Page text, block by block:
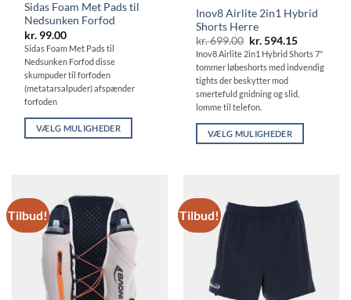
Sidas Foam Met Pads til
Nedsunken Forfod
kr. 99.00
Sidas Foam Met Pads til
Nedsunken Forfod disse
skumpuder til forfoden
(metatarsalpuder) afspænder
forfoden
VÆLG MULIGHEDER
varianter.
Mulighederne
vælges
varesiden
Inov8 Airlite 2in1 Hybrid
Shorts Herre
kr.699.00 Den
oprindelige
pris
var:
kr. 699.00.
kr.594.15Den
aktuelle
pris
er:
Inov8 Airlite 2in1 Hybrid Shorts 7"
tommer løbeshorts med indvendig
tights der beskytter mod
smertefuld gnidning og slid,
lomme til telefon.
VÆLG MULIGHEDER
flere
varianter.
Mulighederne
vælges
Tilbud! Tilbud!